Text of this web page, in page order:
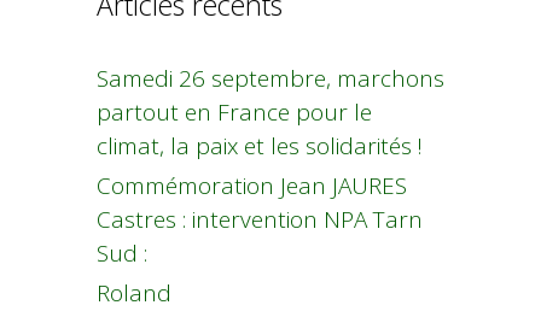
Samedi 26 septembre, marchons
partout en France pour le
climat, la paix et les solidarités !
Commémoration Jean JAURES
Castres : intervention NPA Tarn
Sud :
Roland